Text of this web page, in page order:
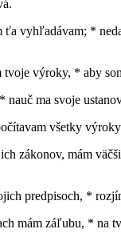
ťa vyhľadávam; *
výroky, * aby
nauč ma svoje
všetky
zákonov, mám
predpisoch, *
mám záľubu, * na